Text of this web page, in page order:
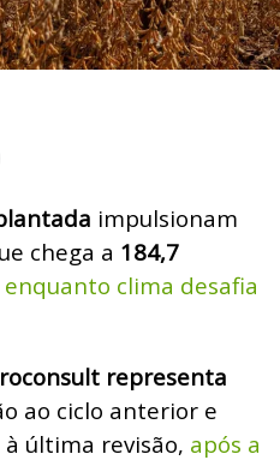
impulsionam
chega a 184,7
enquanto clima desafia
representa
ao ciclo anterior e
última revisão, após a